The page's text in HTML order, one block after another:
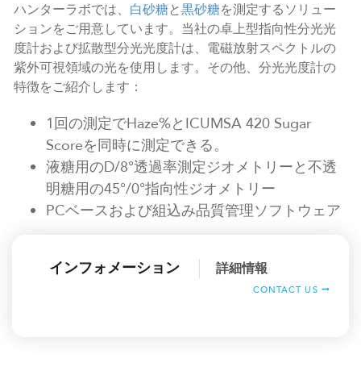
ハンターラボでは、 白砂糖と黒砂糖を測定するソリュー
ションをご用意しています。当社の卓上型指向性分光光
度計および拡散型分光光度計は、電磁放射スペクトルの
紫外可視領域の光を使用します。その他、分光光度計の
特徴をご紹介します：
1回の測定でHaze%とICUMSA 420 Sugar
Scoreを同時に測定できる。
液糖用のD/8°透過率測定ジオメトリーと不透
明糖用の45°/0°指向性ジオメトリー
PCベースおよび組込み品質管理ソフトウェア
インフォメーション 詳細情報
CONTACT US